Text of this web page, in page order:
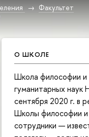
Факультет
О ШКОЛЕ
Школа философии и
гуманитарных
сентября 2020 г. в
Школы философии и
сотрудники —